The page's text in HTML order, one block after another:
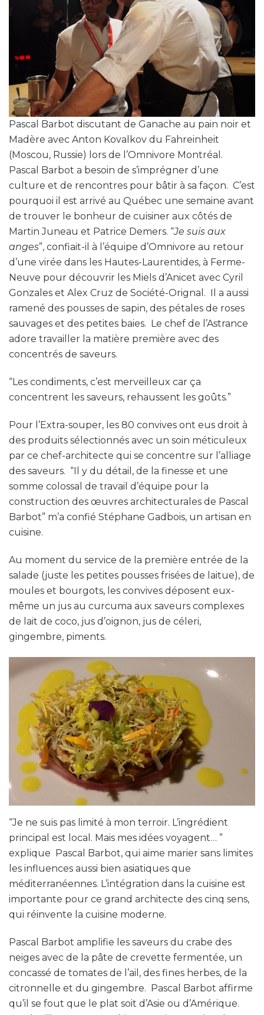
Pascal Barbot discutant de Ganache au pain noir et
Madère avec Anton Kovalkov du Fahreinheit
(Moscou, Russie) lors de l’Omnivore Montréal.
Pascal Barbot a besoin de s’imprégner d’une
culture et de rencontres pour bâtir à sa façon. C’est
pourquoi il est arrivé au Québec une semaine avant
de trouver le bonheur de cuisiner aux côtés de
Martin Juneau et Patrice Demers. “Je suis aux
anges”, confiait-il à l’équipe d’Omnivore au retour
d’une virée dans les Hautes-Laurentides, à Ferme-
Neuve pour découvrir les Miels d’Anicet avec Cyril
Gonzales et Alex Cruz de Société-Orignal. Il a aussi
ramené des pousses de sapin, des pétales de roses
sauvages et des petites baies. Le chef de l’Astrance
adore travailler la matière première avec des
concentrés de saveurs.
“Les condiments, c’est merveilleux car ça
concentrent les saveurs, rehaussent les goûts.”
Pour l’Extra-souper, les 80 convives ont eus droit à
des produits sélectionnés avec un soin méticuleux
par ce chef-architecte qui se concentre sur l’alliage
des saveurs. “Il y du détail, de la finesse et une
somme colossal de travail d’équipe pour la
construction des œuvres architecturales de Pascal
Barbot” m’a confié Stéphane Gadbois, un artisan en
cuisine.
Au moment du service de la première entrée de la
salade (juste les petites pousses frisées de laitue), de
moules et bourgots, les convives déposent eux-
même un jus au curcuma aux saveurs complexes
de lait de coco, jus d’oignon, jus de céleri,
gingembre, piments.
“Je ne suis pas limité à mon terroir. L’ingrédient
principal est local. Mais mes idées voyagent… ”
explique Pascal Barbot, qui aime marier sans limites
les influences aussi bien asiatiques que
méditerranéennes. L’intégration dans la cuisine est
importante pour ce grand architecte des cinq sens,
qui réinvente la cuisine moderne.
Pascal Barbot amplifie les saveurs du crabe des
neiges avec de la pâte de crevette fermentée, un
concassé de tomates de l’ail, des fines herbes, de la
citronnelle et du gingembre. Pascal Barbot affirme
qu’il se fout que le plat soit d’Asie ou d’Amérique.